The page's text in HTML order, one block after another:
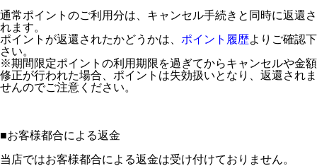
通常ポイントのご利用分は、キャンセル手続きと同時に返還さ
れます。
ポイントが返還されたかどうかは、 ポイント履歴よりご確認下
さい。
※期間限定ポイントの利用期限を過ぎてからキャンセルや金額
修正が行われた場合、ポイントは失効扱いとなり、返還されま
せんのでご注意ください。
■お客様都合による返金
当店ではお客様都合による返金は受け付けておりません。